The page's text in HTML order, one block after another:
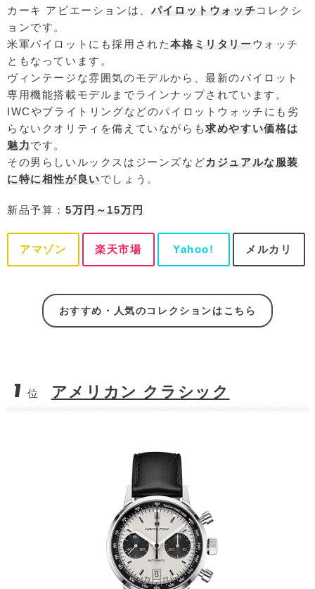
カーキ アビエーションは、 パイロットウォッチコレクシ
ョンです。
米軍パイロットにも採用された本格ミリタリーウォッチ
ともなっています。
ヴィンテージな雰囲気のモデルから、最新のパイロット
専用機能搭載モデルまでラインナップされています。
IWCやブライトリングなどのパイロットウォッチにも劣
らないクオリティを備えていながらも求めやすい価格は
魅力です。
その男らしいルックスはジーンズなどカジュアルな服装
に特に相性が良いでしょう。
新品予算： 5万円～15万円
アマゾン 楽天市場 Yahoo! メルカリ
おすすめ・人気のコレクションはこちら
7 位 アメリカン クラシック